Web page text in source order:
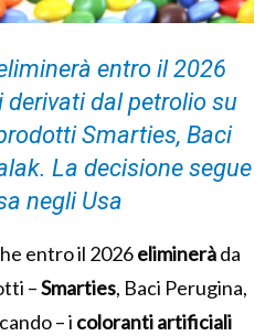
entro il 2026
derivati dal petrolio su
Smarties, Baci
La decisione segue
negli Usa
entro il 2026elimineràda
–Smarties, Baci Perugina,
– i colorantiartificiali